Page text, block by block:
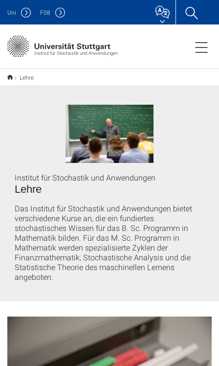
Institut für Stochastik und Anwendungen
Uni F08
Lehre
Lehre
Institut für Stochastik und Anwendungen
Das Institut für Stochastik und Anwendungen bietet
verschiedene Kurse an, die ein fundiertes
stochastisches Wissen für das B. Sc. Programm in
Mathematik bilden. Für das M. Sc. Programm in
Mathematik werden spezialisierte Zyklen der
Finanzmathematik, Stochastische Analysis und die
Statistische Theorie des maschinellen Lernens
angeboten.